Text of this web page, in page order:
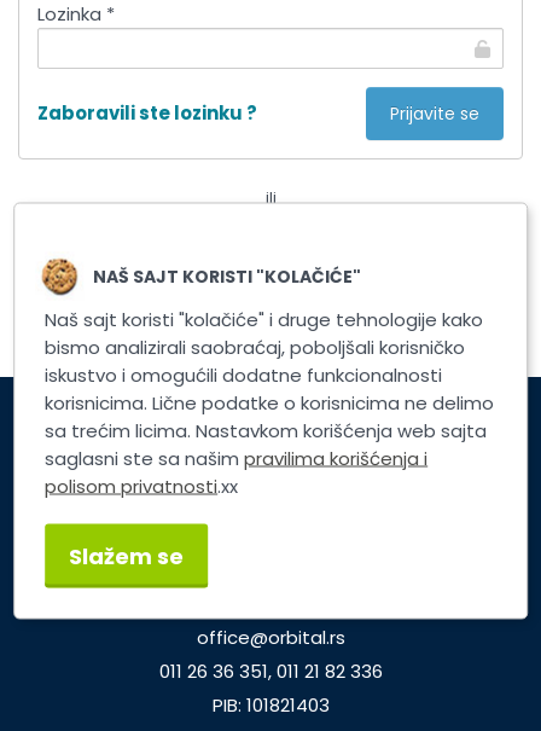
Lozinka *
Zaboravili ste lozinku ?
ili
Registrujte nalog
Korisnički servis
Brzi linkovi
office@orbital.rs
011 26 36 351, 011 21 82 336
PIB: 101821403
NAŠ SAJT KORISTI "KOLAČIĆE"
Naš sajt koristi "kolačiće" i druge tehnologije kako
bismo analizirali saobraćaj, poboljšali korisničko
iskustvo i omogućili dodatne funkcionalnosti
korisnicima. Lične podatke o korisnicima ne delimo
sa trećim licima. Nastavkom korišćenja web sajta
saglasni ste sa našimpravilima korišćenja i
polisom privatnosti.xx
Slažem se